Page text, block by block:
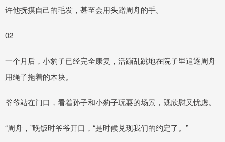
许他抚摸自己的毛发，甚至会用头蹭周舟的手。
02
一个月后，小豹子已经完全康复，活蹦乱跳地在院子里追逐周舟
用绳子拖着的木块。
爷爷站在门口，看着孙子和小豹子玩耍的场景，既欣慰又忧虑。
“周舟，”晚饭时爷爷开口，“是时候兑现我们的约定了。”